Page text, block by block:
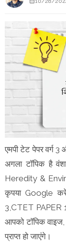
एमपी टेट पेपर वर्ग
अगला टॉपिक है
Heredity &
कृपया Google
3,CTET
आपको टॉपिक
प्राप्त हो जाएंगे।